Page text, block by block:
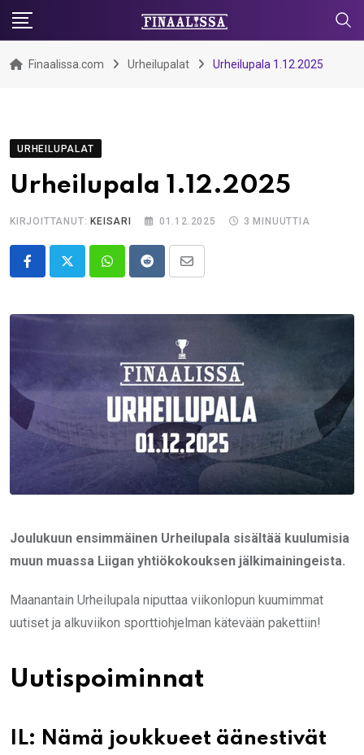
Skip
content
Finaalissa.com Urheilupalat Urheilupala 1.12.2025
URHEILUPALAT
Urheilupala 1.12.2025
KIRJOITTANUT: KEISARI 01.12.2025 3 MINUUTTIA
WhatsappRedditShare
Email
Joulukuun ensimmäinen Urheilupala sisältää kuulumisia
muun muassa Liigan yhtiökokouksen jälkimainingeista.
Maanantain Urheilupala niputtaa viikonlopun kuumimmat
uutiset ja alkuviikon sporttiohjelman kätevään pakettiin!
Uutispoiminnat
IL: Nämä joukkueet äänestivät